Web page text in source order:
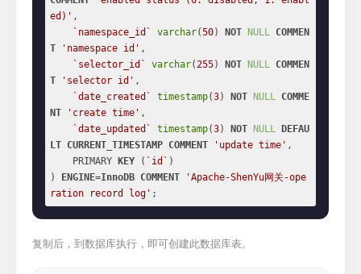
ed)' ,
`namespace_id`
varchar(50) NOT NULL COMMEN
T
'namespace id' ,
`selector_id`
varchar(255) NOT NULL COMMEN
T
'selector id' ,
`date_created`
timestamp(3) NOT NULL COMME
NT
'create time' ,
`date_updated`
timestamp(3) NOT NULL
DEFAU
LT CURRENT_TIMESTAMP COMMENT 'update time' ,
    PRIMARY
KEY ( `id` )
)
ENGINE=InnoDB COMMENT
'Apache-ShenYu网关-ope
ration record log' ;
复制后，到数据库执行，即可创建此数据库表。